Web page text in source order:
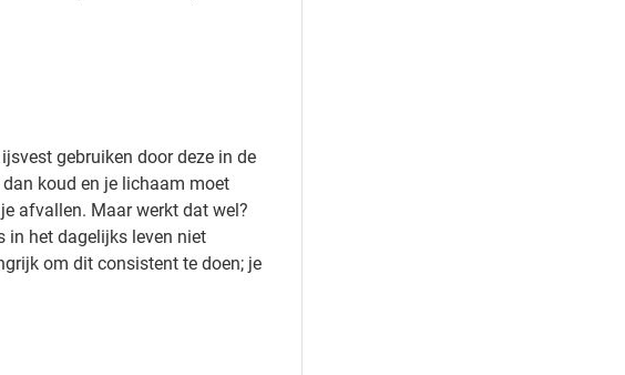
gebruiken door deze in de
koud en je lichaam moet
afvallen. Maar werkt dat wel?
in het dagelijks leven niet
om dit consistent te doen; je